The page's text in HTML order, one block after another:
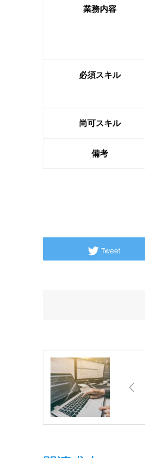
業務内容
必須スキル
尚可スキル
備考
Tweet